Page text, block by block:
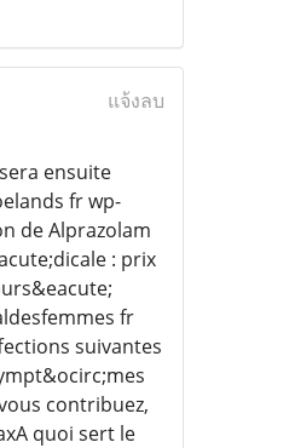
แจ้งลบ
ensuite
fr wp-
de Alprazolam
: prix
fr
suivantes
contribuez,
quoi sert le